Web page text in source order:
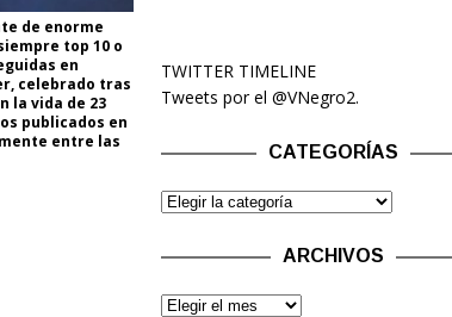
de enorme
top 10 o
en
celebrado tras
la vida de 23
publicados en
entre las
TWITTER TIMELINE
Tweets por el @VNegro2.
CATEGORÍAS
ARCHIVOS